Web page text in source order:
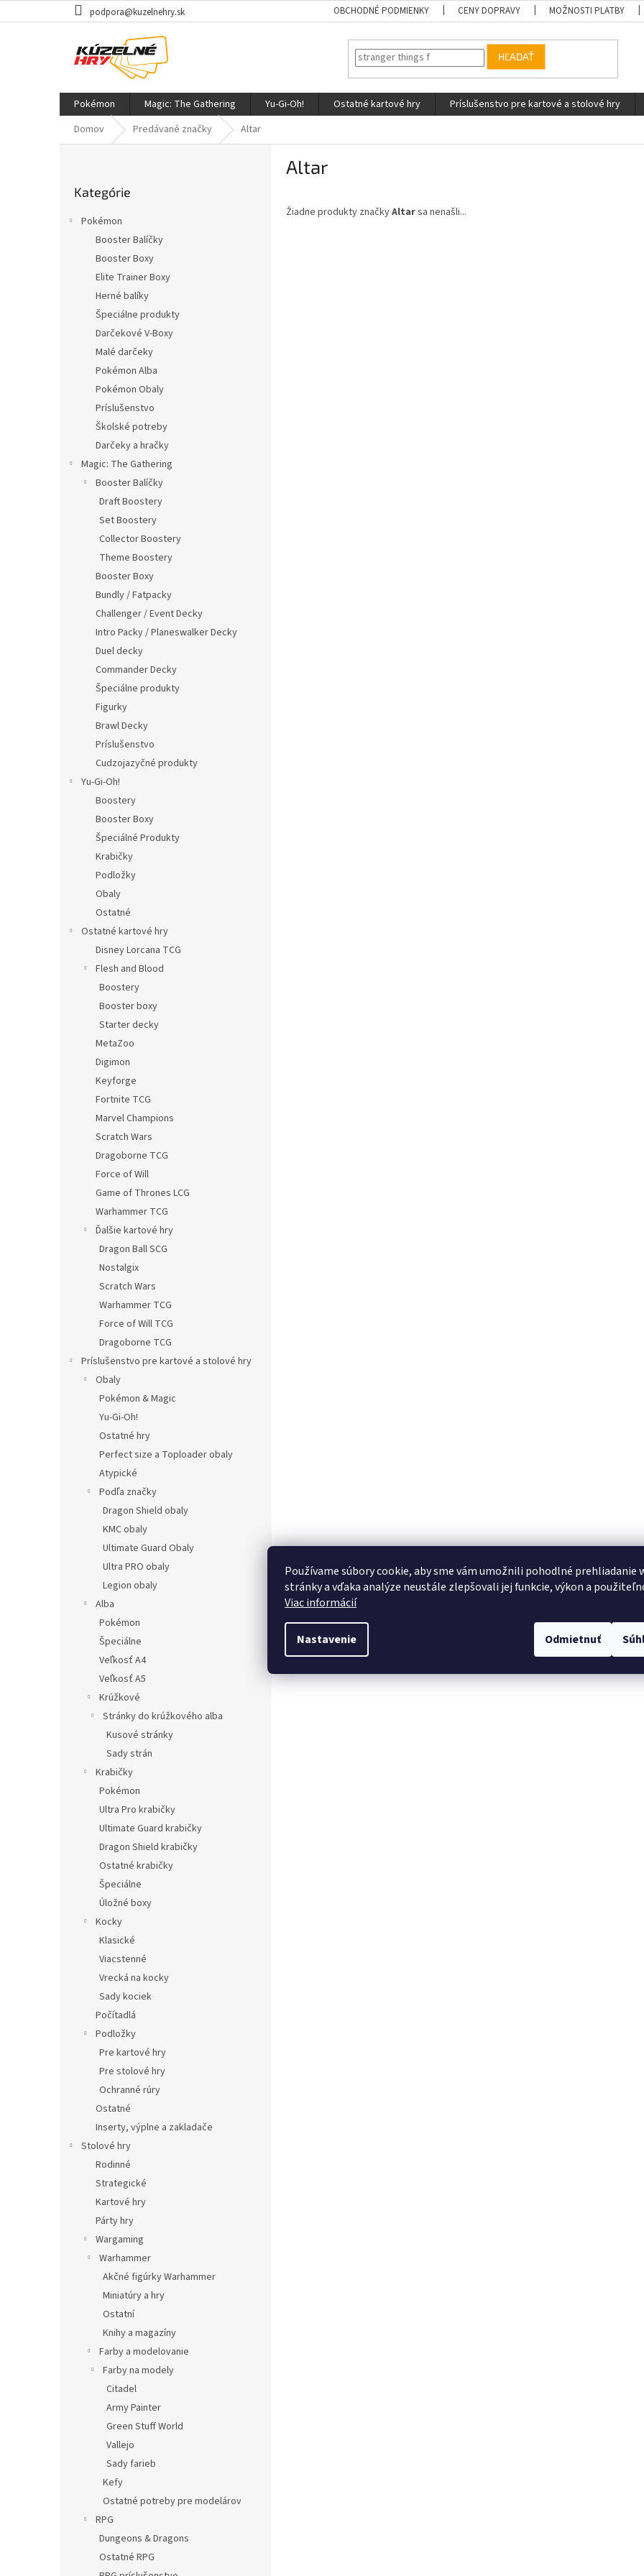
Používame súbory cookie, aby sme vám umožnili pohodlné prehliadanie
stránky a vďaka analýze neustále zlepšovali jej funkcie, výkon a
Viac informácií
Nastavenie Odmietnuť
na
podpora@kuzelnehry.sk OBCHODNÉ PODMIENKY CENY DOPRAVY MOŽNOSTI PLATBY
HĽADAŤ
Pokémon Magic: The Gathering Yu-Gi-Oh! Ostatné kartové hry Príslušenstvo pre kartové a stolové hry
Domov
Predávané značky Altar
kategórie
Kategórie
Pokémon
Booster Balíčky
Booster Boxy
Elite Trainer Boxy
Herné balíky
Špeciálne produkty
Darčekové V-Boxy
Malé darčeky
Pokémon Alba
Pokémon Obaly
Príslušenstvo
Školské potreby
Darčeky a hračky
Magic: The Gathering
Booster Balíčky
Draft Boostery
Set Boostery
Collector Boostery
Theme Boostery
Booster Boxy
Bundly / Fatpacky
Challenger / Event Decky
Intro Packy / Planeswalker Decky
Duel decky
Commander Decky
Špeciálne produkty
Figurky
Brawl Decky
Príslušenstvo
Cudzojazyčné produkty
Yu-Gi-Oh!
Boostery
Booster Boxy
Špeciálné Produkty
Krabičky
Podložky
Obaly
Ostatné
Ostatné kartové hry
Disney Lorcana TCG
Flesh and Blood
Boostery
Booster boxy
Starter decky
MetaZoo
Digimon
Keyforge
Fortnite TCG
Marvel Champions
Scratch Wars
Dragoborne TCG
Force of Will
Game of Thrones LCG
Warhammer TCG
Ďalšie kartové hry
Dragon Ball SCG
Nostalgix
Scratch Wars
Warhammer TCG
Force of Will TCG
Dragoborne TCG
Príslušenstvo pre kartové a stolové hry
Obaly
Pokémon & Magic
Yu-Gi-Oh!
Ostatné hry
Perfect size a Toploader obaly
Atypické
Podľa značky
Dragon Shield obaly
KMC obaly
Ultimate Guard Obaly
Ultra PRO obaly
Legion obaly
Alba
Pokémon
Špeciálne
Veľkosť A4
Veľkosť A5
Krúžkové
Stránky do krúžkového alba
Kusové stránky
Sady strán
Krabičky
Pokémon
Ultra Pro krabičky
Ultimate Guard krabičky
Dragon Shield krabičky
Ostatné krabičky
Špeciálne
Úložné boxy
Kocky
Klasické
Viacstenné
Vrecká na kocky
Sady kociek
Počítadlá
Podložky
Pre kartové hry
Pre stolové hry
Ochranné rúry
Ostatné
Inserty, výplne a zakladače
Stolové hry
Rodinné
Strategické
Kartové hry
Párty hry
Wargaming
Warhammer
Akčné figúrky Warhammer
Miniatúry a hry
Ostatní
Knihy a magazíny
Farby a modelovanie
Farby na modely
Citadel
Army Painter
Green Stuff World
Vallejo
Sady farieb
Kefy
Ostatné potreby pre modelárov
RPG
Dungeons & Dragons
Ostatné RPG
Altar
Žiadne produkty značkyAltarsa nenašli...